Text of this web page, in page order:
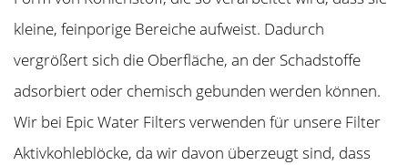
kleine, feinporige Bereiche aufweist. Dadurch
vergrößert sich die Oberfläche, an der Schadstoffe
adsorbiert oder chemisch gebunden werden können.
Wir bei Epic Water Filters verwenden für unsere Filter
Aktivkohleblöcke, da wir davon überzeugt sind, dass